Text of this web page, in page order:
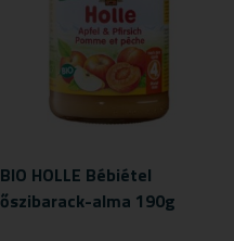
BIO HOLLE Bébiétel
őszibarack-alma 190g